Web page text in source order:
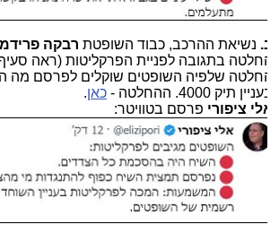
נשיאת ההרכב, כבוד השופטתרבקה
שלפיה השופטים שוקלים לפרסם מה
תיק 4000. ההחלטה -
כאן.
ציפוריפרסם בטוויטר: